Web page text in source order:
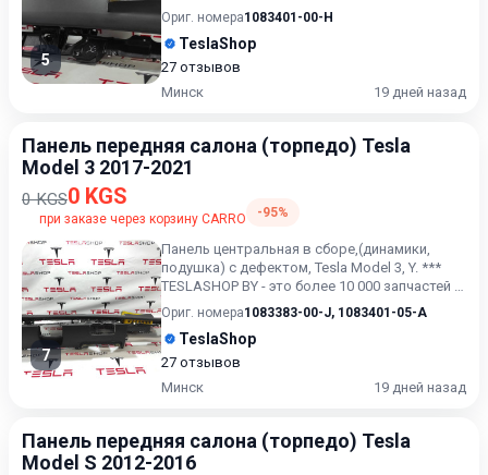
5
Model X, Model S, Mo...
Ориг. номера1083401-00-H
TeslaShop
27 отзывов
Минск
19 дней назад
Панель передняя салона (торпедо) Tesla
Model 3 2017-2021
0 KGS0 KGS
при заказе через корзину CARRO -95%
7
Панель центральная в сборе,(динамики,
подушка) с дефектом, Tesla Model 3, Y. ***
TESLASHOP BY - это более 10 000 запчастей и
аксессуаров для...
Ориг. номера1083383-00-J, 1083401-05-A
TeslaShop
27 отзывов
Минск
19 дней назад
Панель передняя салона (торпедо) Tesla
Model S 2012-2016